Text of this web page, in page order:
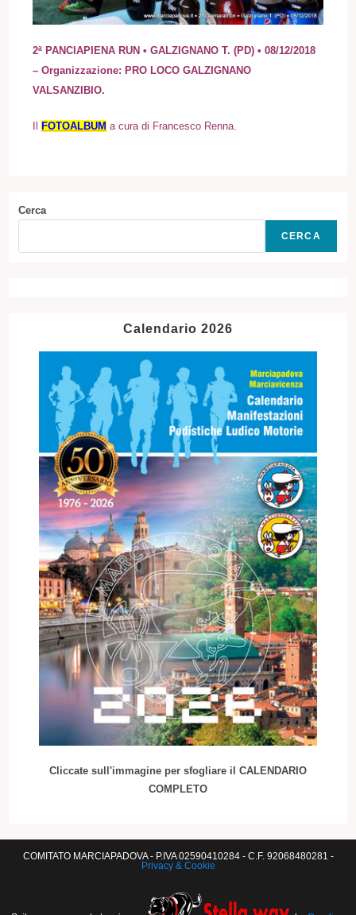
2ª PANCIAPIENA RUN • GALZIGNANO T. (PD) • 08/12/2018
– Organizzazione: PRO LOCO GALZIGNANO
VALSANZIBIO.
FOTOALBUM a cura di Francesco Renna.
Cerca
CERCA
Calendario 2026
Cliccate sull'immagine per sfogliare il CALENDARIO
COMPLETO
COMITATO MARCIAPADOVA - P.IVA 02590410284 - C.F. 92068480281 -
Privacy & Cookie